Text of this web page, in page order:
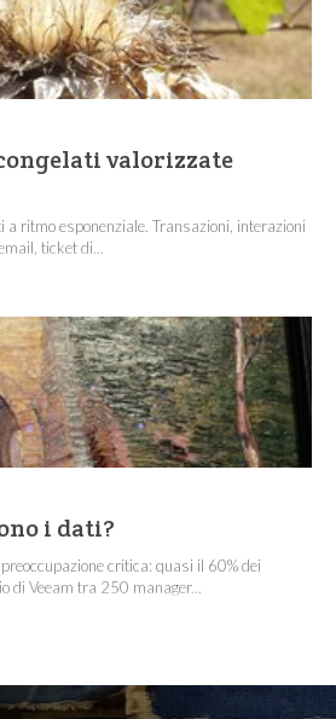
valorizzate
ritmo esponenziale. Transazioni, interazioni
ticket di...
i dati?
critica: quasi il 60% dei
di Veeam tra 250 manager...